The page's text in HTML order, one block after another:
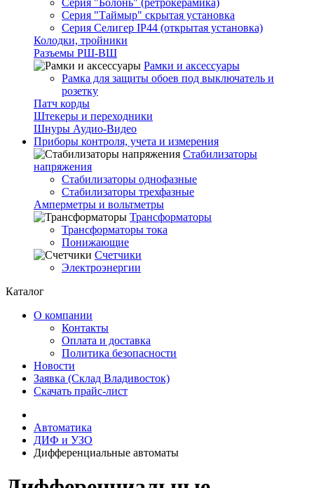
Серия "Болонь" (ретрокерамика)
Серия "Таймыр" скрытая установка
Серия Селигер IP44 (открытая установка)
Колодки, тройники
Разъемы РШ-ВШ
Рамки и аксессуары
Рамка для защиты обоев под выключатель и
розетку
Патч корды
Штекеры и переходники
Шнуры Аудио-Видео
Приборы контроля, учета и измерения
Стабилизаторы
напряжения
Стабилизаторы однофазные
Стабилизаторы трехфазные
Амперметры и вольтметры
Трансформаторы
Трансформаторы тока
Понижающие
Счетчики
Электроэнергии
Каталог
О компании
Контакты
Оплата и доставка
Политика безопасности
Новости
Заявка (Склад Владивосток)
Скачать прайс-лист
Автоматика
ДИФ и УЗО
Дифференциальные автоматы